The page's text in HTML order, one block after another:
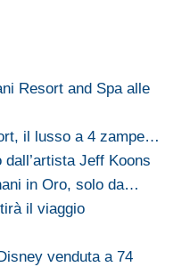
Resort and Spa alle
il lusso a 4 zampe…
Jeff Koons
in Oro, solo da…
il viaggio
venduta a 74